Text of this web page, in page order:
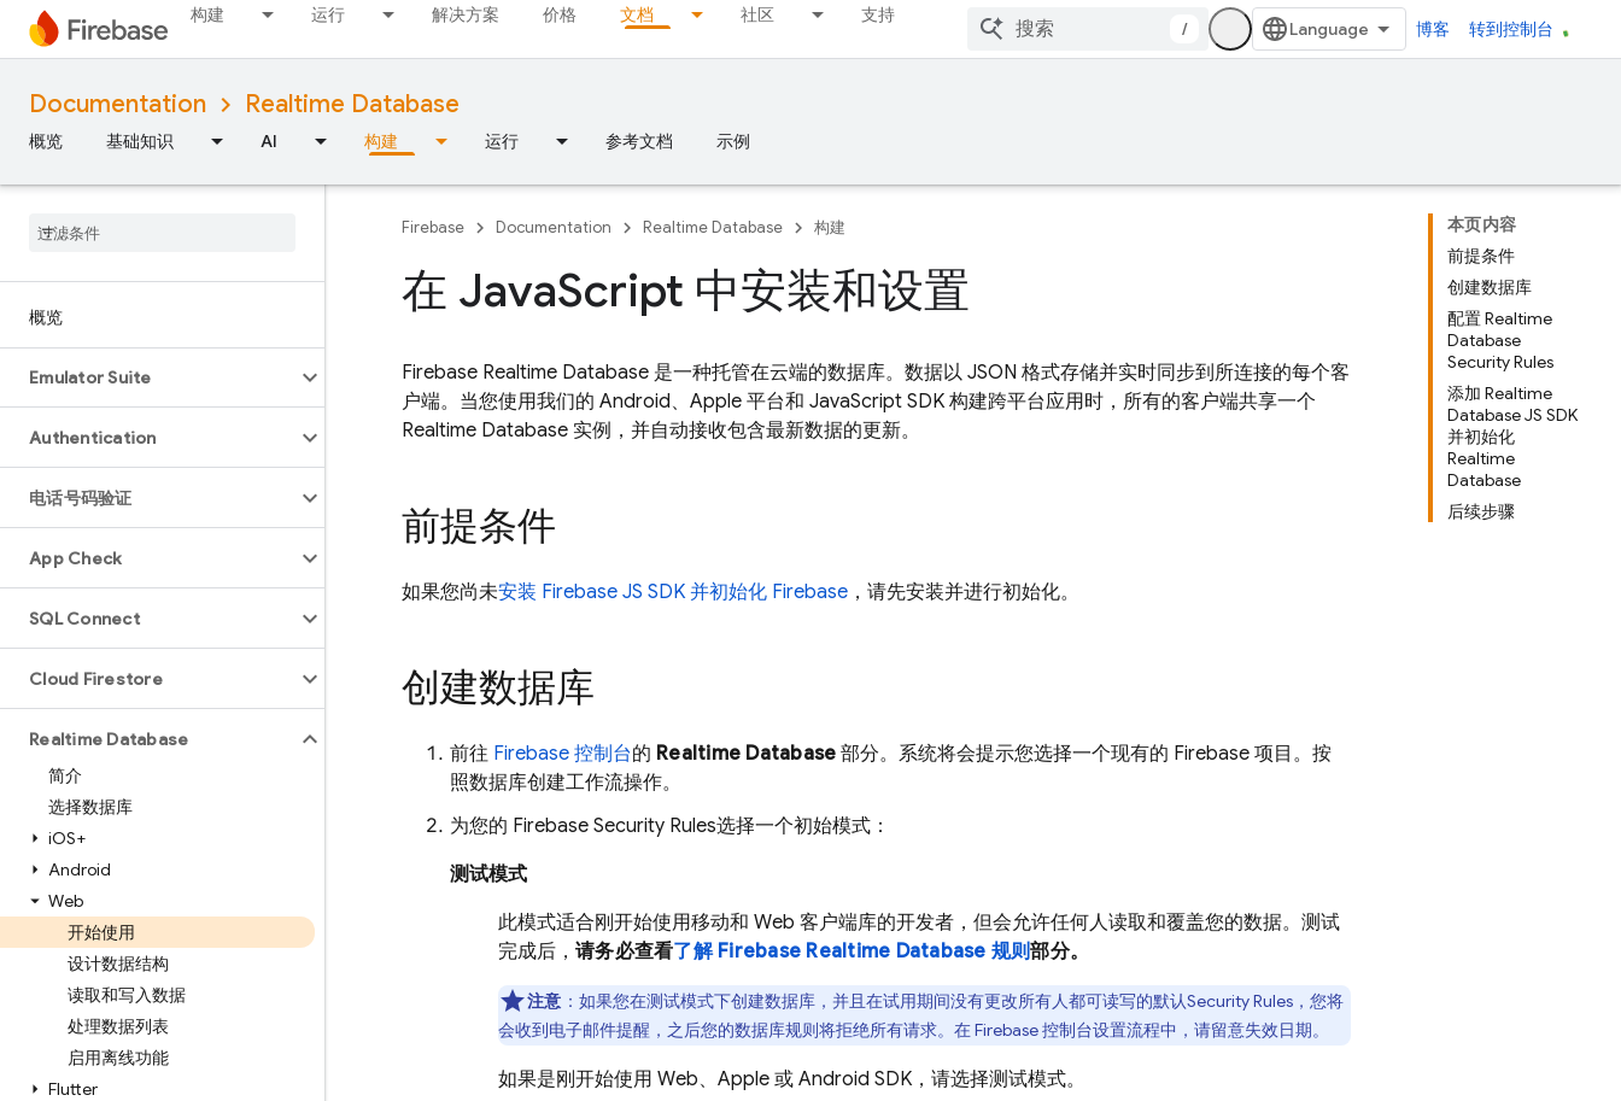
构建 运行 解决方案 价格 文档 社区 支持
/ 博客 转到控制台
Documentation Realtime Database
概览 基础知识 AI 构建 运行 参考文档 示例
概览
Emulator Suite
Authentication
电话号码验证
App Check
SQL Connect
Cloud Firestore
Realtime Database
简介
选择数据库
iOS+
Android
Web
开始使用
设计数据结构
读取和写入数据
处理数据列表
启用离线功能
Flutter
本页内容
前提条件
创建数据库
配置 Realtime
Database
Security Rules
添加 Realtime
Database JS SDK
并初始化
Realtime
Database
后续步骤
Firebase Documentation Realtime Database 构建
在 JavaScript 中安装和设置
Firebase Realtime Database 是一种托管在云端的数据库。数据以 JSON 格式存储并实时同步到所连接的每个客
户端。当您使用我们的 Android、Apple 平台和 JavaScript SDK 构建跨平台应用时，所有的客户端共享一个
Realtime Database 实例，并自动接收包含最新数据的更新。
前提条件
如果您尚未安装 Firebase JS SDK 并初始化 Firebase ，请先安装并进行初始化。
创建数据库
前往 Firebase 控制台的 Realtime Database 部分。系统将会提示您选择一个现有的 Firebase 项目。按
照数据库创建工作流操作。
为您的 Firebase Security Rules选择一个初始模式：
测试模式
此模式适合刚开始使用移动和 Web 客户端库的开发者，但会允许任何人读取和覆盖您的数据。测试
完成后， 请务必查看了解 Firebase Realtime Database 规则部分。
注意 ：如果您在测试模式下创建数据库，并且在试用期间没有更改所有人都可读写的默认Security Rules，您将
会收到电子邮件提醒，之后您的数据库规则将拒绝所有请求。在Firebase控制台设置流程中，请留意失效日期。
如果是刚开始使用 Web、Apple 或 Android SDK，请选择测试模式。